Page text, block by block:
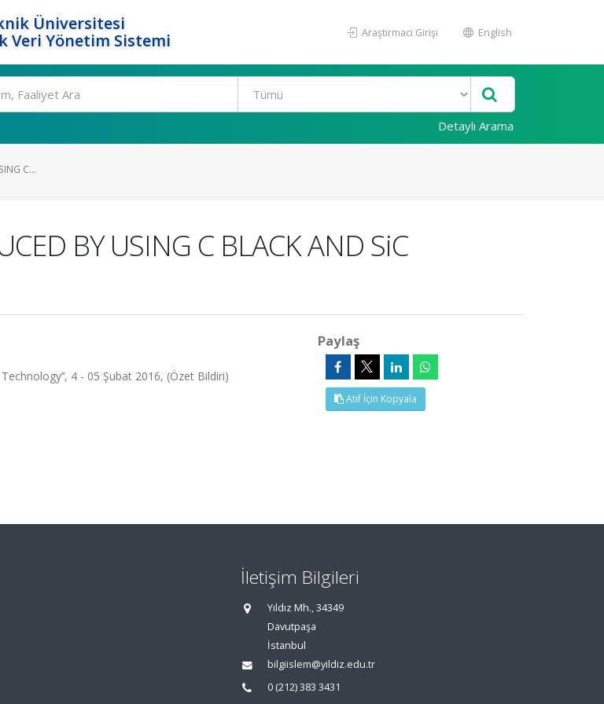
Üniversitesi
Veri Yönetim Sistemi
Araştırmacı Girişi English
Detaylı Arama
C...
BY USING C BLACK AND SiC
4 - 05 Şubat 2016, (Özet Bildiri)
Paylaş
Atıf İçin Kopyala
İletişim Bilgileri
Yıldız Mh., 34349
Davutpaşa
İstanbul
bilgiislem@yildiz.edu.tr
0 (212) 383 3431